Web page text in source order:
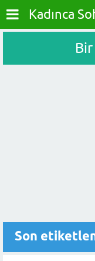
Kadınca
Son